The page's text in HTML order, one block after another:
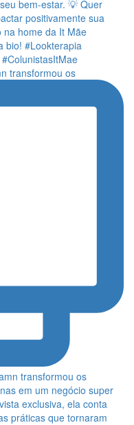
transformou os